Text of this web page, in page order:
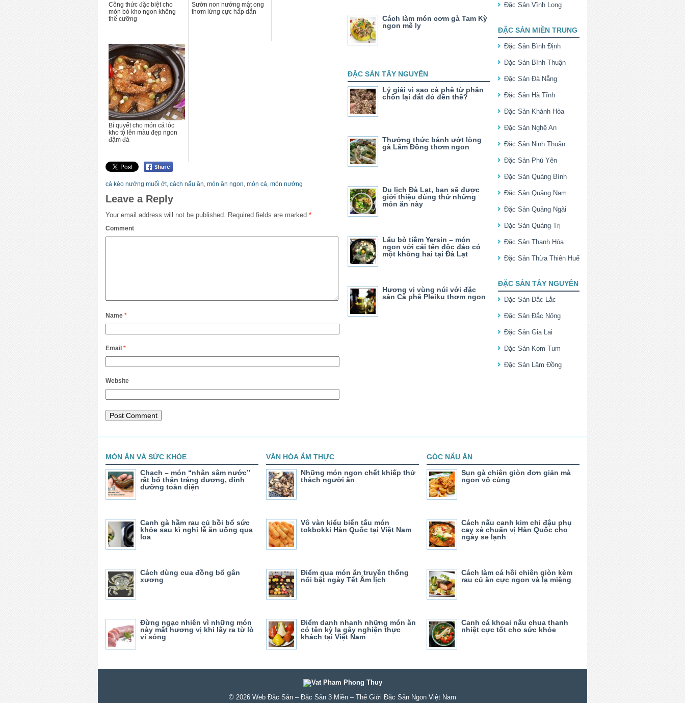
Công thức đặc biệt cho
món bò kho ngon không
thể cưỡng
Sườn non nướng mật ong
thơm lừng cực hấp dẫn
Bí quyết cho món cá lóc
kho tộ lên màu đẹp ngon
đậm đà
cá kèo nướng muối ớt, cách nấu ăn, món ăn ngon, món cá, món nướng
Leave a Reply
Your email address will not be published. Required fields are marked *
Comment
Name *
Email *
Website
Cách làm món cơm gà Tam Kỳ
ngon mê ly
ĐẶC SẢN TÂY NGUYÊN
Lý giải vì sao cà phê từ phân
chồn lại đắt đỏ đến thế?
Thưởng thức bánh ướt lòng
gà Lâm Đồng thơm ngon
Du lịch Đà Lạt, bạn sẽ được
giới thiệu dùng thử những
món ăn này
Lẩu bò tiềm Yersin – món
ngon với cái tên độc đáo có
một không hai tại Đà Lạt
Hương vị vùng núi với đặc
sản Cà phê Pleiku thơm ngon
Đặc Sản Vĩnh Long
ĐẶC SẢN MIỀN TRUNG
Đặc Sản Bình Định
Đặc Sản Bình Thuận
Đặc Sản Đà Nẵng
Đặc Sản Hà Tĩnh
Đặc Sản Khánh Hòa
Đặc Sản Nghệ An
Đặc Sản Ninh Thuận
Đặc Sản Phú Yên
Đặc Sản Quảng Bình
Đặc Sản Quảng Nam
Đặc Sản Quảng Ngãi
Đặc Sản Quảng Trị
Đặc Sản Thanh Hóa
Đặc Sản Thừa Thiên Huế
ĐẶC SẢN TÂY NGUYÊN
Đặc Sản Đắc Lắc
Đặc Sản Đắc Nông
Đặc Sản Gia Lai
Đặc Sản Kom Tum
Đặc Sản Lâm Đồng
MÓN ĂN VÀ SỨC KHỎE
Chạch – món “nhân sâm nước”
rất bổ thận tráng dương, dinh
dưỡng toàn diện
Canh gà hầm rau củ bồi bổ sức
khỏe sau kì nghỉ lễ ăn uống qua
loa
Cách dùng cua đồng bổ gân
xương
Đừng ngạc nhiên vì những món
này mất hương vị khi lấy ra từ lò
vi sóng
VĂN HÓA ẨM THỰC
Những món ngon chết khiếp thử
thách người ăn
Vô vàn kiểu biến tấu món
tokbokki Hàn Quốc tại Việt Nam
Điểm qua món ăn truyền thống
nổi bật ngày Tết Âm lịch
Điểm danh nhanh những món ăn
có tên kỳ lạ gây nghiện thực
khách tại Việt Nam
GÓC NẤU ĂN
Sụn gà chiên giòn đơn giản mà
ngon vô cùng
Cách nấu canh kim chi đậu phụ
cay xè chuẩn vị Hàn Quốc cho
ngày se lạnh
Cách làm cá hồi chiên giòn kèm
rau củ ăn cực ngon và lạ miệng
Canh cá khoai nấu chua thanh
nhiệt cực tốt cho sức khỏe
© 2026 Web Đặc Sản – Đặc Sản 3 Miền – Thế Giới Đặc Sản Ngon Việt Nam